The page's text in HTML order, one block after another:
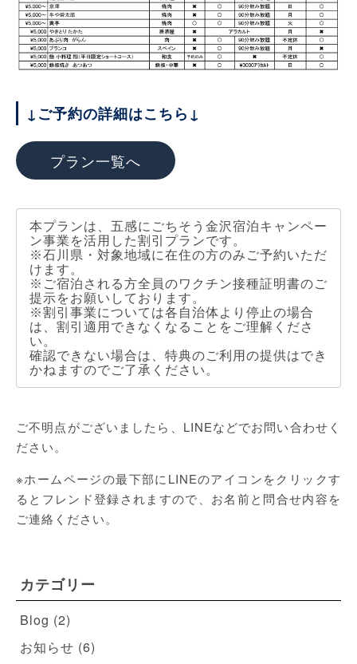
↓ご予約の詳細はこちら↓
プラン一覧へ
本プランは、五感にごちそう金沢宿泊キャンペー
ン事業を活用した割引プランです。
※石川県・対象地域に在住の方のみご予約いただ
けます。
※ご宿泊される方全員のワクチン接種証明書のご
提示をお願いしております。
※割引事業については各自治体より停止の場合
は、割引適用できなくなることをご理解くださ
い。
確認できない場合は、特典のご利用の提供はでき
かねますのでご了承ください。
ご不明点がございましたら、LINEなどでお問い合わせく
ださい。
※ホームページの最下部にLINEのアイコンをクリックす
るとフレンド登録されますので、お名前と問合せ内容を
ご連絡ください。
カテゴリー
Blog (2)
お知らせ (6)